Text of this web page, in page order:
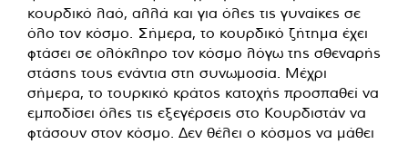
κουρδικό λαό, αλλά και για όλες τις γυναίκες σε
όλο τον κόσμο. Σήμερα, το κουρδικό ζήτημα έχει
φτάσει σε ολόκληρο τον κόσμο λόγω της σθεναρής
στάσης τους ενάντια στη συνωμοσία. Μέχρι
σήμερα, το τουρκικό κράτος κατοχής προσπαθεί να
εμποδίσει όλες τις εξεγέρσεις στο Κουρδιστάν να
φτάσουν στον κόσμο. Δεν θέλει ο κόσμος να μάθει